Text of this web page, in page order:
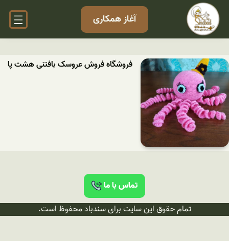
آغاز همکاری
فروشگاه فروش عروسک بافتنی هشت پا
تماس با ما
تمام حقوق این سایت برای سندباد محفوظ است.